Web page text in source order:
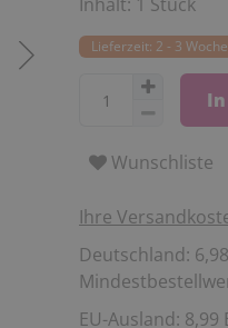
Lieferzeit: 2 - 3
Wunschliste
Ihre
Deutschland:
EU-Ausland: